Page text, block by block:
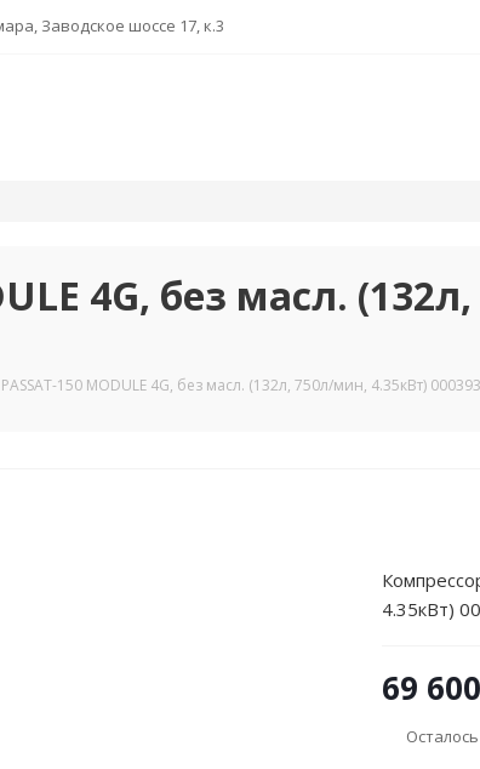
Заводское шоссе 17, к.3
4G, без масл.
150 MODULE 4G, без масл. (132л, 750л/мин, 4.35кВт)
4.35кВт)
69 600